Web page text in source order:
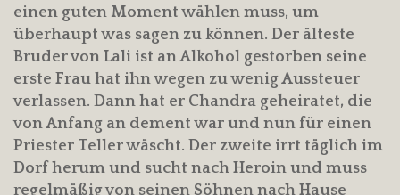
einen guten Moment wählen muss, um
überhaupt was sagen zu können. Der älteste
Bruder von Lali ist an Alkohol gestorben seine
erste Frau hat ihn wegen zu wenig Aussteuer
verlassen. Dann hat er Chandra geheiratet, die
von Anfang an dement war und nun für einen
Priester Teller wäscht. Der zweite irrt täglich im
Dorf herum und sucht nach Heroin und muss
regelmäßig von seinen Söhnen nach Hause